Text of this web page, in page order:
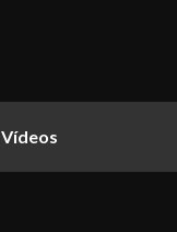
Vídeos